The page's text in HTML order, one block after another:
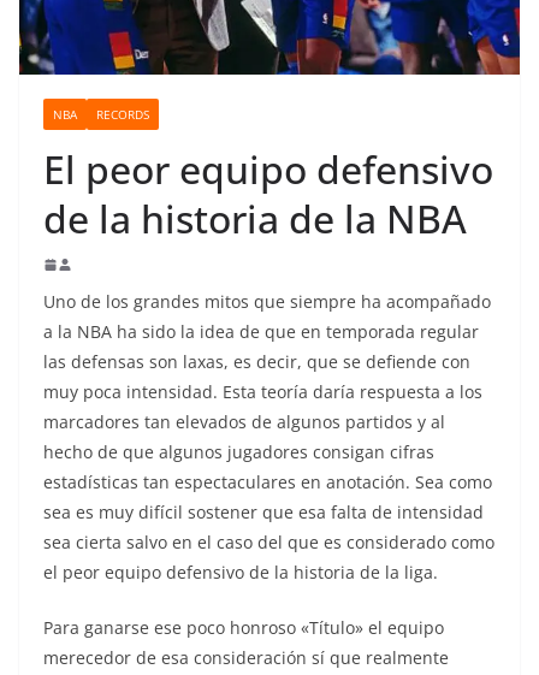
NBA RECORDS
El peor equipo defensivo
de la historia de la NBA
Uno de los grandes mitos que siempre ha acompañado
a la NBA ha sido la idea de que en temporada regular
las defensas son laxas, es decir, que se defiende con
muy poca intensidad. Esta teoría daría respuesta a los
marcadores tan elevados de algunos partidos y al
hecho de que algunos jugadores consigan cifras
estadísticas tan espectaculares en anotación. Sea como
sea es muy difícil sostener que esa falta de intensidad
sea cierta salvo en el caso del que es considerado como
el peor equipo defensivo de la historia de la liga.
Para ganarse ese poco honroso «Título» el equipo
merecedor de esa consideración sí que realmente